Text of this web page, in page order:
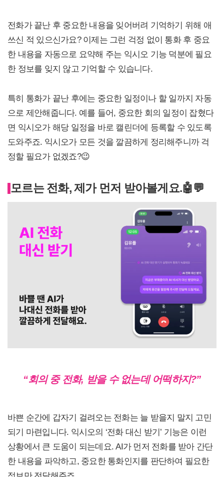
전화가 끝난 후 중요한 내용을 잊어버려 기억하기 위해 애
쓰신 적 있으신가요? 이제는 그런 걱정 없이 통화 후 중요
한 내용을 자동으로 요약해 주는 익시오 기능 덕분에 필요
한 정보를 잊지 않고 기억할 수 있습니다.
특히 통화가 끝난 후에는 중요한 일정이나 할 일까지 자동
으로 제안해줍니다. 예를 들어, 중요한 회의 일정이 잡혔다
면 익시오가 해당 일정을 바로 캘린더에 등록할 수 있도록
도와주죠. 익시오가 모든 것을 깔끔하게 정리해주니까 걱
정할 필요가 없겠죠?😉
모르는 전화, 제가 먼저 받아볼게요.🤖💬
“회의 중 전화, 받을 수 없는데 어떡하지?”
바쁜 순간에 갑자기 걸려오는 전화는 늘 받을지 말지 고민
되기 마련입니다. 익시오의 ‘전화 대신 받기’ 기능은 이런
상황에서 큰 도움이 되는데요. AI가 먼저 전화를 받아 간단
한 내용을 파악하고, 중요한 통화인지를 판단하여 필요한